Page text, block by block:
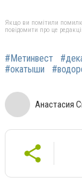
Якщо ви помітили
повідомити про це
#Метинвест
#окатыши
Анастасия